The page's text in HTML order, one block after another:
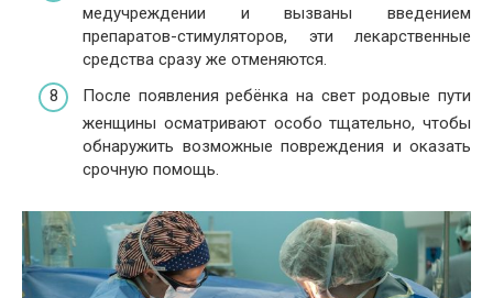
медучреждении и вызваны введением
препаратов-стимуляторов, эти лекарственные
средства сразу же отменяются.
После появления ребёнка на свет родовые пути
женщины осматривают особо тщательно, чтобы
обнаружить возможные повреждения и оказать
срочную помощь.